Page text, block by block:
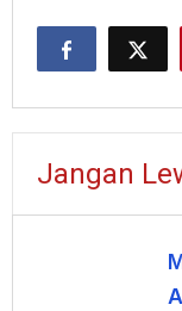
Jangan